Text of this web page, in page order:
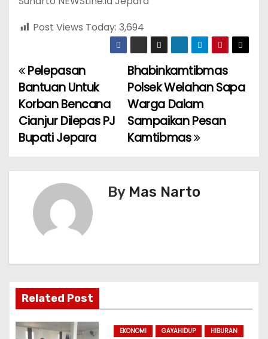
Post Views Today: 3,694
P
o
s
n
a
t
Bhabinkamtibmas
Polsek Welahan Sapa
Warga Dalam
Sampaikan Pesan
Kamtibmas
Pelepasan
Bantuan Untuk
Korban Bencana
Cianjur Dilepas PJ
Bupati Jepara
By Mas Narto
Related Post
EKONOMI GAYAHIDUP
HIBURAN